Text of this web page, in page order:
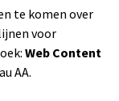
te komen over
voor
Web Content
AA.